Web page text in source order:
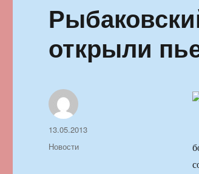
открыли
Автор
Опубликовано
13.05.2013
Рубрики
Новости